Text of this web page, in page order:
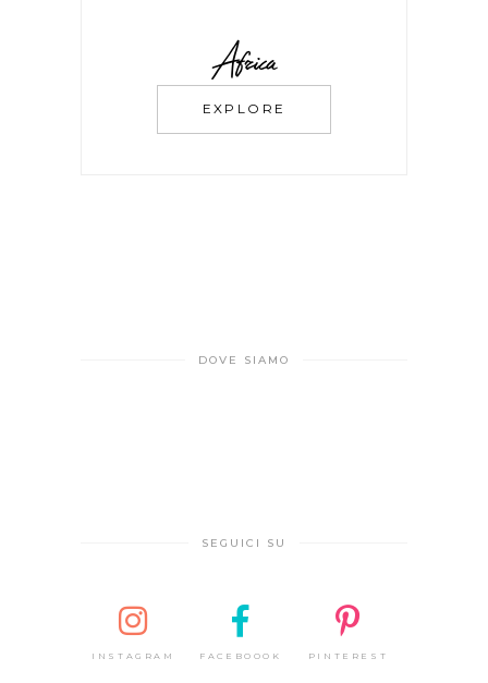
Africa
EXPLORE
DOVE SIAMO
SEGUICI SU
INSTAGRAM FACEBOOOK PINTEREST